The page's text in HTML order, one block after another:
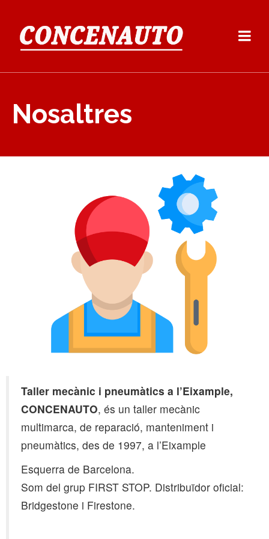
Nosaltres
Taller mecànic i pneumàtics a l’Eixample,
CONCENAUTO, és un taller mecànic
multimarca, de reparació, manteniment i
pneumàtics, des de 1997, a l’Eixample
Esquerra de Barcelona.
Som del grup FIRST STOP. Distribuïdor oficial:
Bridgestone i Firestone.